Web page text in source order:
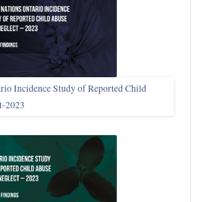
Incidence Study of Reported Child